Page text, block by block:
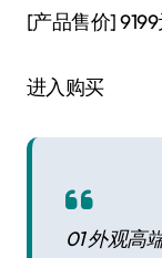
[产品售价]
进入购买
01 外观高